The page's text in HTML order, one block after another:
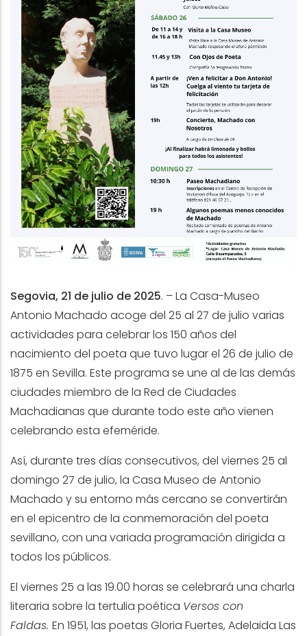
Segovia, 21 de julio de 2025. – La Casa-Museo
Antonio Machado acoge del 25 al 27 de julio varias
actividades para celebrar los 150 años del
nacimiento del poeta que tuvo lugar el 26 de julio de
1875 en Sevilla. Este programa se une al de las demás
ciudades miembro de la Red de Ciudades
Machadianas que durante todo este año vienen
celebrando esta efeméride.
Así, durante tres días consecutivos, del viernes 25 al
domingo 27 de julio, la Casa Museo de Antonio
Machado y su entorno más cercano se convertirán
en el epicentro de la conmemoración del poeta
sevillano, con una variada programación dirigida a
todos los públicos.
El viernes 25 a las 19.00 horas se celebrará una charla
literaria sobre la tertulia poética Versos con
Faldas. En 1951, las poetas Gloria Fuertes, Adelaida Las